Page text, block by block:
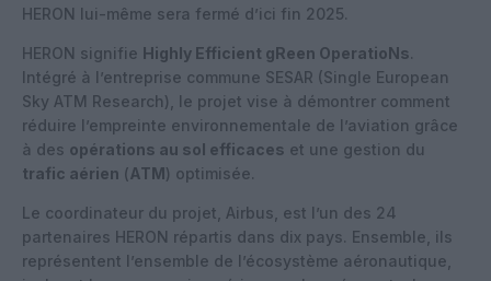
HERON lui-même sera fermé d’ici fin 2025.
HERON signifie Highly Efficient gReen OperatioNs.
Intégré à l’entreprise commune SESAR (Single European
Sky ATM Research), le projet vise à démontrer comment
réduire l’empreinte environnementale de l’aviation grâce
à des opérations au sol efficaces et une gestion du
trafic aérien (ATM) optimisée.
Le coordinateur du projet, Airbus, est l’un des 24
partenaires HERON répartis dans dix pays. Ensemble, ils
représentent l’ensemble de l’écosystème aéronautique,